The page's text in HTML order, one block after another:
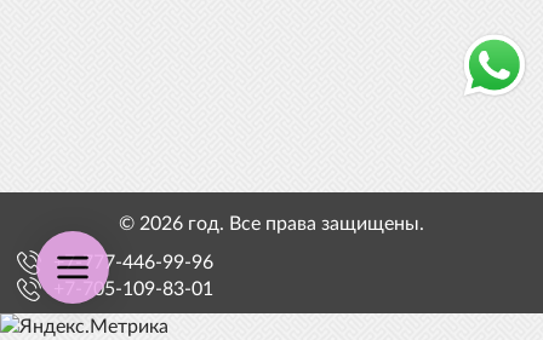
© 2026 год. Все права защищены.
+7-777-446-99-96
+7-705-109-83-01